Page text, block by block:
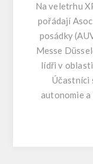
Na veletrhu
pořádají
posádky
Messe
lídři v
Účastníci
autonomie